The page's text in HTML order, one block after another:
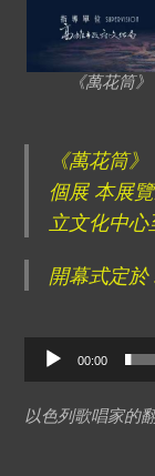
《萬花筒
《萬花筒
個展 本展
立文化中
開幕式定於
Audio
Player
00:00
以色列歌唱家的